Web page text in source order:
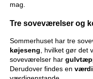
mag.
Tre soveværelser og
Sommerhuset har tre
køjeseng , hvilket gør det
soveværelser har
Derudover findes en